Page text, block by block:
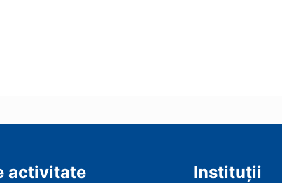
activitate Instituții